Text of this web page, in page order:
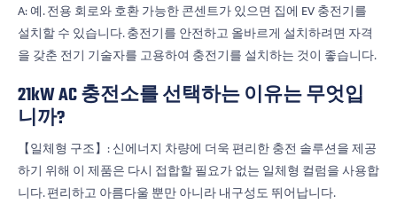
A: 예. 전용 회로와 호환 가능한 콘센트가 있으면 집에 EV 충전기를
설치할 수 있습니다. 충전기를 안전하고 올바르게 설치하려면 자격
을 갖춘 전기 기술자를 고용하여 충전기를 설치하는 것이 좋습니다.
21kW AC 충전소를 선택하는 이유는 무엇입
니까?
【일체형 구조】: 신에너지 차량에 더욱 편리한 충전 솔루션을 제공
하기 위해 이 제품은 다시 접합할 필요가 없는 일체형 컬럼을 사용합
니다. 편리하고 아름다울 뿐만 아니라 내구성도 뛰어납니다.